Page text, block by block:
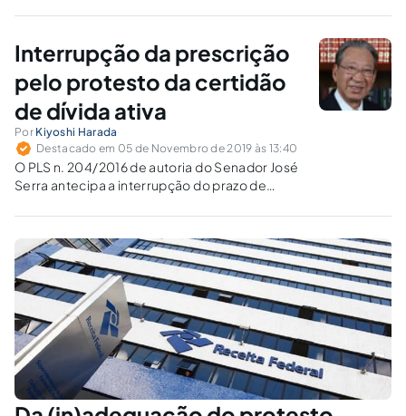
Interrupção da prescrição
pelo protesto da certidão
de dívida ativa
Por Kiyoshi Harada
Destacado em 05 de Novembro de 2019 às 13:40
O PLS n. 204/2016 de autoria do Senador José
Serra antecipa a interrupção do prazo de
Certidão de Dívida Ativa – CDA.